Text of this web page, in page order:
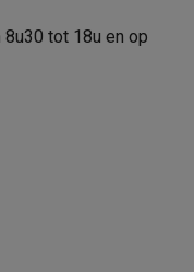
tot 18u en op